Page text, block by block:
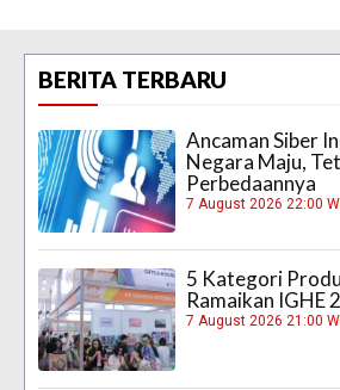
BERITA TERBARU
Ancaman Siber
Negara Maju,
Perbedaannya
7 August 2026 22:00
5 Kategori
Ramaikan IGHE
7 August 2026 21:00